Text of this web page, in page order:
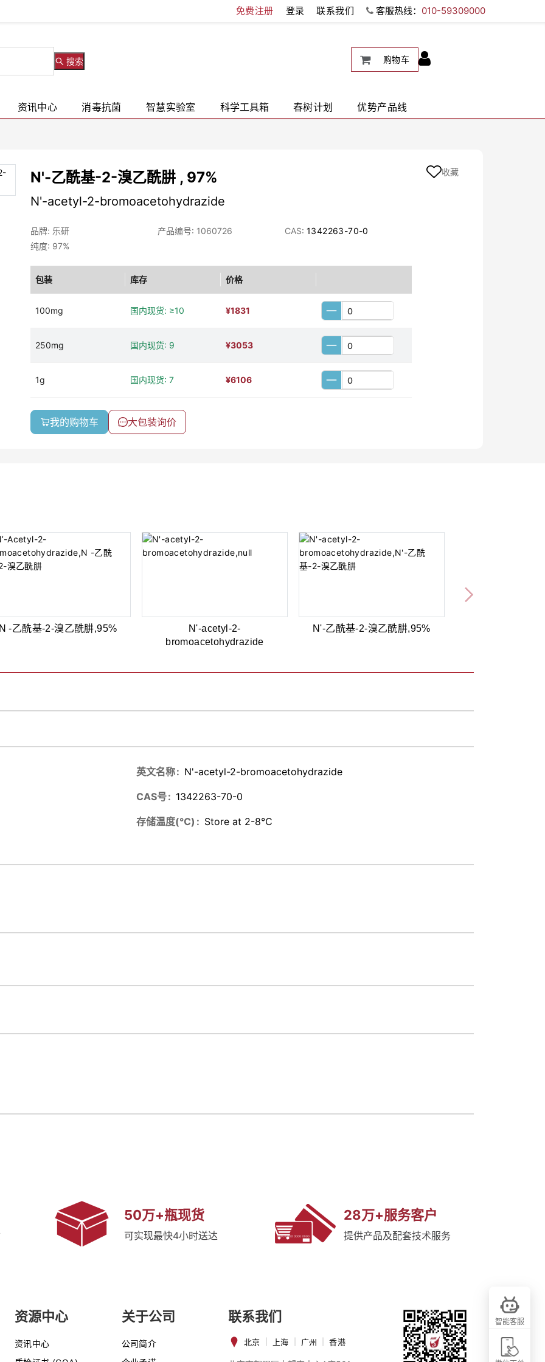
免费注册 登录 联系我们 客服热线： 010-59309000
搜索 购物车
资讯中心 消毒抗菌 智慧实验室 科学工具箱 春树计划 优势产品线
N'-乙酰基-2-溴乙酰肼 , 97%
N'-acetyl-2-bromoacetohydrazide
品牌: 乐研 产品编号: 1060726 CAS: 1342263-70-0
纯度: 97%
包装 库存 价格
100mg 国内现货: ≥10 ¥1831
250mg 国内现货: 9 ¥3053
1g 国内现货: 7 ¥6106
我的购物车 大包装询价
收藏
-乙酰基-2-溴乙酰肼,95%
N'-acetyl-2-
bromoacetohydrazide
N'-乙酰基-2-溴乙酰肼,95%
英文名称 N'-acetyl-2-bromoacetohydrazide
CAS号 1342263-70-0
存储温度(℃) Store at 2-8℃
50万+瓶现货
可实现最快4小时送达
28万+服务客户
提供产品及配套技术服务
资源中心
资讯中心
关于公司
公司简介
联系我们
北京 上海 广州 香港
智能客服